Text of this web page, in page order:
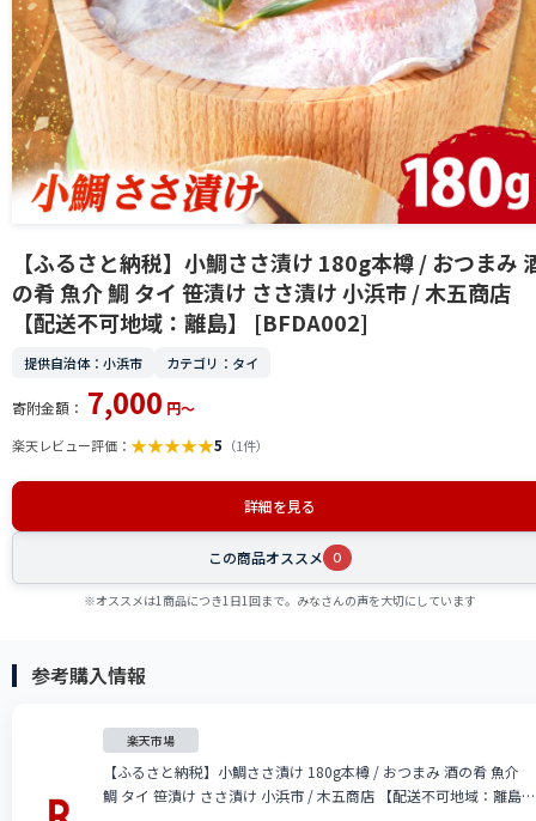
【ふるさと納税】小鯛ささ漬け 180g本樽 / おつまみ
の肴 魚介 鯛 タイ 笹漬け ささ漬け 小浜市 / 木五商店
【配送不可地域：離島】 [BFDA002]
提供自治体：小浜市 カテゴリ：タイ
寄附金額： 7,000 円～
楽天レビュー評価： ★★★★★5 （1件）
詳細を見る
この商品オススメ 0
※オススメは1商品につき1日1回まで。みなさんの声を大切にしています
参考購入情報
楽天市場
【ふるさと納税】小鯛ささ漬け 180g本樽 / おつまみ 酒の肴 魚介
鯛 タイ 笹漬け ささ漬け 小浜市 / 木五商店 【配送不可地域：離島】